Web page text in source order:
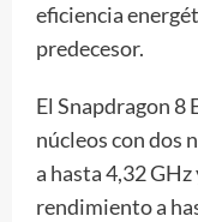
eficiencia
predecesor.
El Snapdragon 8
núcleos con dos
a hasta 4,32
rendimiento a